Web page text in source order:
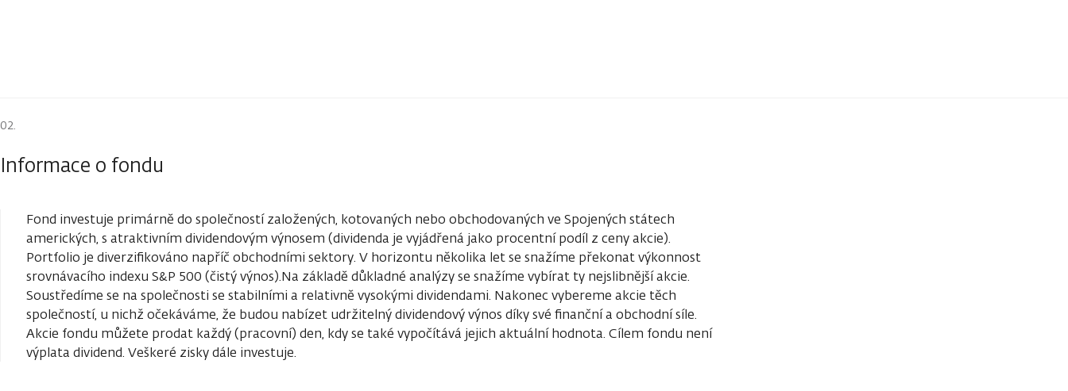
Informace o fondu
Fond investuje primárně do společností založených, kotovaných nebo obchodovaných ve Spojených státech
amerických, s atraktivním dividendovým výnosem (dividenda je vyjádřená jako procentní podíl z ceny akcie).
Portfolio je diverzifikováno napříč obchodními sektory. V horizontu několika let se snažíme překonat výkonnost
srovnávacího indexu S&P 500 (čistý výnos).Na základě důkladné analýzy se snažíme vybírat ty nejslibnější akcie.
Soustředíme se na společnosti se stabilními a relativně vysokými dividendami. Nakonec vybereme akcie těch
společností, u nichž očekáváme, že budou nabízet udržitelný dividendový výnos díky své finanční a obchodní síle.
Akcie fondu můžete prodat každý (pracovní) den, kdy se také vypočítává jejich aktuální hodnota. Cílem fondu není
výplata dividend. Veškeré zisky dále investuje.